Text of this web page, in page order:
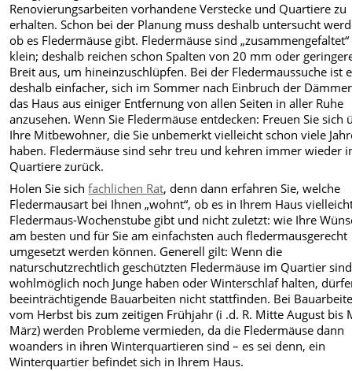
Renovierungsarbeiten vorhandene Verste­cke und Quartiere zu
erhalten. Schon bei der Planung muss deshalb untersucht
ob es Fledermäuse gibt. Fledermäuse sind
klein; deshalb reichen schon Spalten von 20 mm oder
Breit aus, um hin­einzuschlüpfen. Bei der Fledermaussuche ist
deshalb einfacher, sich im Sommer nach Einbruch der
das Haus aus einiger Entfernung von allen Seiten in aller Ruhe
anzusehen. Wenn Sie Fledermäuse entdecken: Freuen Sie sich
Ihre Mitbe­wohner, die Sie unbemerkt vielleicht schon viele
haben. Fledermäuse sind sehr treu und kehren immer wieder
Quartiere zurück.
Holen Sie sichfachlichen Rat, denn dann erfahren Sie, welche
Fledermausart bei Ihnen „wohnt“, ob es in Ihrem Haus
Fledermaus-Wochenstube gibt und nicht zuletzt: wie Ihre
am besten und für Sie am einfachsten auch fledermausgerecht
umgesetzt werden können. Generell gilt: Wenn die
naturschutzrechtlich geschützten Fledermäuse im Quartier
wohlmöglich noch Junge haben oder Winterschlaf halten,
beeinträchtigende Bauarbeiten nicht stattfinden. Bei
vom Herbst bis zum zeitigen Frühjahr (i .d. R. Mitte August bis
März) werden Probleme vermieden, da die Fledermäuse dann
woanders in ihren Winterquartieren sind – es sei denn, ein
Winterquartier befindet sich in Ihrem Haus.